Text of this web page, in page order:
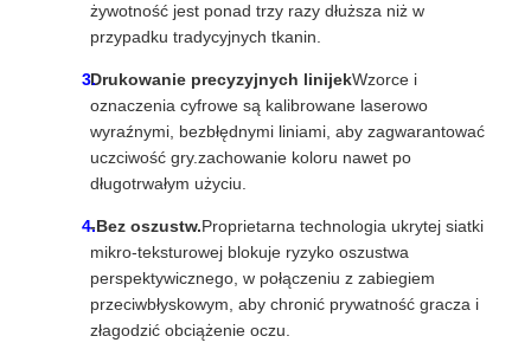
żywotność jest ponad trzy razy dłuższa niż w
przypadku tradycyjnych tkanin.
Drukowanie precyzyjnych linijekWzorce i
oznaczenia cyfrowe są kalibrowane laserowo
wyraźnymi, bezbłędnymi liniami, aby zagwarantować
uczciwość gry.zachowanie koloru nawet po
długotrwałym użyciu.
-Bez oszustw.Proprietarna technologia ukrytej siatki
mikro-teksturowej blokuje ryzyko oszustwa
perspektywicznego, w połączeniu z zabiegiem
przeciwbłyskowym, aby chronić prywatność gracza i
złagodzić obciążenie oczu.